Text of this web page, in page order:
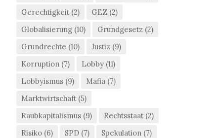
Gerechtigkeit (2) GEZ (2)
Globalisierung (10) Grundgesetz (2)
Grundrechte (10) Justiz (9)
Korruption (7) Lobby (11)
Lobbyismus (9) Mafia (7)
Marktwirtschaft (5)
Raubkapitalismus (9) Rechtsstaat (2)
Risiko (6) SPD (7) Spekulation (7)